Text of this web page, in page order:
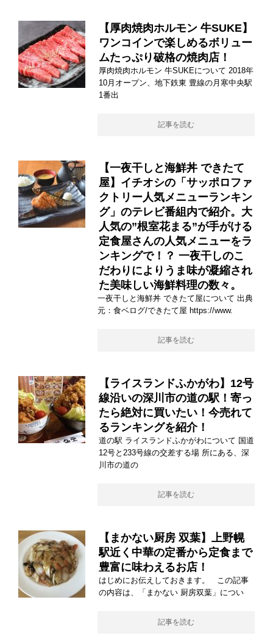
【厚肉焼肉ホルモン 牛SUKE】
ワンコインで楽しめるボリュー
ムたっぷり破格の焼肉店！
厚肉焼肉ホルモン 牛SUKEについて 2018年
10月オープン、地下鉄東 豊線の月寒中央駅
1番出
記事を読む
【一夜干しと海鮮丼 できたて
屋】イチオシの「サッポロファ
クトリー人気メニューランキン
グ」のテレビ番組内で紹介。大
人気の”根室花まる”が手がける
定食屋さんの人気メニューをラ
ンキングで！？ 一夜干しのこ
だわりによりうま味が凝縮され
た美味しい海鮮料理の数々。
一夜干しと海鮮丼 できたて屋について 出典
元：食ベログ/できたて屋 https://www.
記事を読む
【ライスランドふかがわ】12号
線沿いの深川市の道の駅！寄っ
たら絶対に買いたい！今売れて
るランキングを紹介！
道の駅 ライスランドふかがわについて 国道
12号と233号線の交差する場 所にある、深
川市の道の
記事を読む
【まかない厨房 双葉】上野幌
駅近く中華の定番から定食まで
豊富に味わえるお店！
はじめにお伝えしておきます。 この記事
の内容は、「まかない 厨房双葉」につい
記事を読む